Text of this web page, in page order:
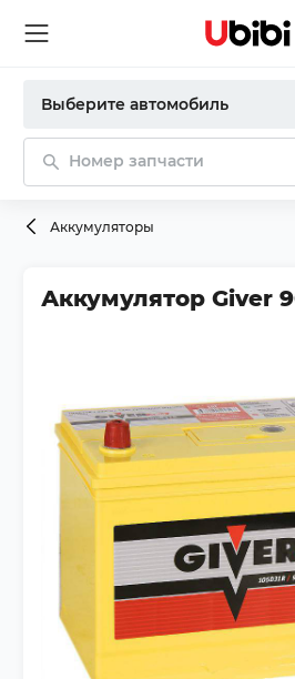
Выберите автомобиль
Номер запчасти
Аккумуляторы
Аккумулятор Giver